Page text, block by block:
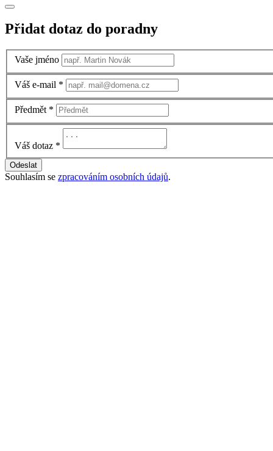
Přidat dotaz do poradny
Vaše jméno
Váš e-mail *
Předmět *
Váš dotaz *
Odeslat
Souhlasím se zpracováním osobních údajů.